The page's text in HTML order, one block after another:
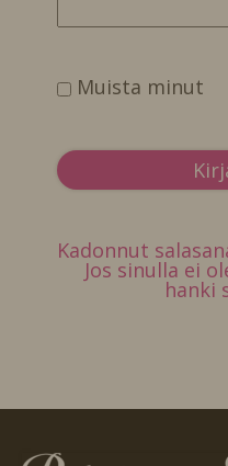
Muista minut
Kadonnut
Jos sinulla ei
hanki